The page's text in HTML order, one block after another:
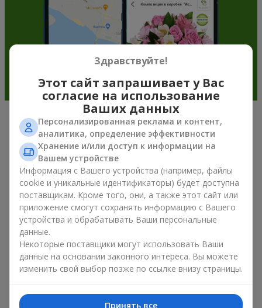
Подарочные корзины —
универсальный подарок к любому
празднику
Если вы ищете универсальный подарок, но времени в
обрез, у нас есть для вас отличное проверенное решение:
вы можете купить подарочные корзины. Подарочная
корзина с изысканными угощениями к празднику, фруктами,
вкусным чаем или даже алкогольными напитками
становится идеальным дополнением к цветам или
самостоятельным презентом. Идеальный набор,
лаконичное оформление и изысканный букет, как
чтобы всё это оказалось в ваших руках.
Здравствуйте!
Этот сайт запрашивает у Вас
согласие на использование
Ваших данных
Персонализированная реклама и контент,
аналитика, определение эффективности
Хранение и/или доступ к информации на
Вашем устройстве
Информация с Вашего устройства (например, файлы
cookie и уникальные идентификаторы) будет доступна
поставщикам. Кроме того, они, а также этот сайт или
приложение смогут сохранять информацию с Вашего
устройства и обрабатывать Ваши персональные
данные.
Некоторые поставщики могут использовать Ваши
данные на основании законного интереса. Вы можете
изменить свой выбор позже по ссылке внизу страницы.
Принять все